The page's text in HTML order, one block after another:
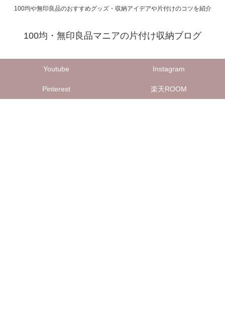
100均や無印良品のおすすめグッズ・収納アイデアや片付けのコツを紹介
100均・無印良品マニアの片付け収納ブログ
Youtube Instagram
Pinterest 楽天ROOM